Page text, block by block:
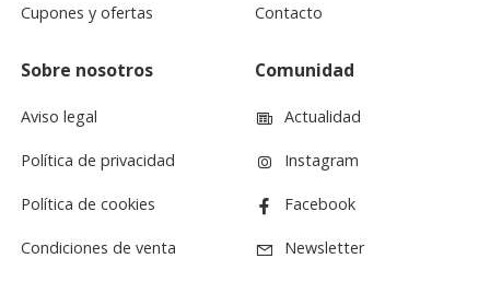
Cupones y ofertas Contacto
Sobre nosotros
Aviso legal
Política de privacidad
Política de cookies
Condiciones de venta
Comunidad
Actualidad
Instagram
Facebook
Newsletter